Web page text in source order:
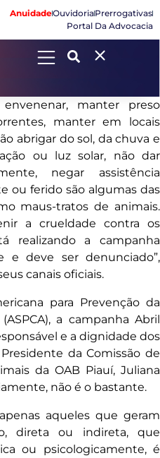
AnuidadeOuvidoriaPrerrogativas
Portal Da Advocacia
manter preso
manter em locais
abrigar do sol, da chuva e
ou luz solar, não dar
negar assistência
ou ferido são algumas das
maus-tratos de animais.
a crueldade contra os
realizando a campanha
e deve ser denunciado”,
canais oficiais.
para Prevenção da
a campanha Abril
e a dignidade dos
da Comissão de
da OAB Piauí, Juliana
não é o bastante.
aqueles que geram
direta ou indireta, que
ou psicologicamente, é